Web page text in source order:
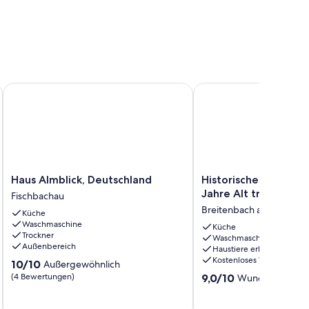
Berg-Panoramablick
Haus
Almblick,
Deutschland
Fischbachau
Haus Almblick, Deutschland
Fischbachau
Küche
Waschmaschine
Trockner
Außenbereich
10.0
von
10/10 Außergewöhnlich
(4 Bewertungen)
Haus Almblick, Deutschland
Historisches
Bauernhaus:
Jahre
Alt
trifft
Neu
Breitenbach
am
Historisches
Jahre Alt trifft Neu
Breitenbach am Inn
Küche
Waschmaschine
Haustiere erlaubt
Kostenloses WLAN
9.0
9,0/10 Wunderbar
Historisches